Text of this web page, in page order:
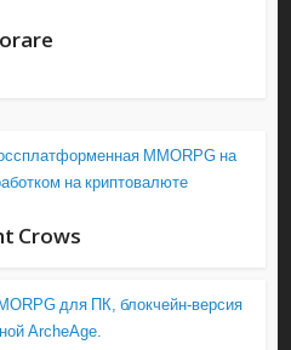
MMORPG на
на криптовалюте
Crows
для ПК, блокчейн-версия
ArcheAge.